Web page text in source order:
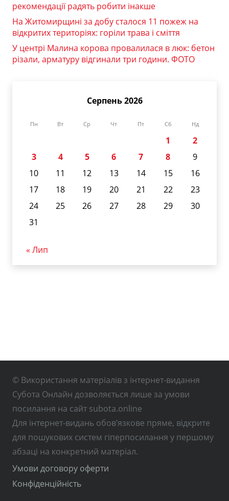
рекомендації радять робити інакше
На Житомирщині за добу сталося 11 пожеж на
відкритих територіях: горіли трава і сміття
У центрі Малина корова провалилася в люк: бетон
різали, арматуру відгинали три години. ФОТО
Серпень 2026
Пн Вт Ср Чт Пт Сб Нд
1
2
3
4 5 6 7 8
9
10
11 12 13 14 15
16
17
18 19 20 21 22
23
24
25 26 27 28 29
30
31
« Лип
© Використання матеріалів з інтернет-видання
Субота Онлайн дозволяється лише за умови
посилання на сайт subota.online
Для інтернет-видань обов’язкове пряме, відкрите
для пошукових систем гіперпосилання у першому
абзаці на конкретний матеріал.
Умови договору оферти
Конфіденційність